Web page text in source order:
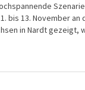
bis 13. November
in Nardt gezeigt,